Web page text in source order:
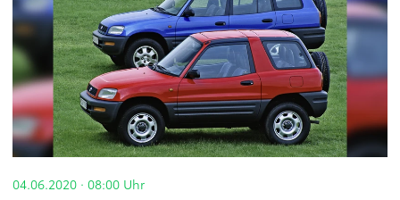
04.06.2020 · 08:00 Uhr